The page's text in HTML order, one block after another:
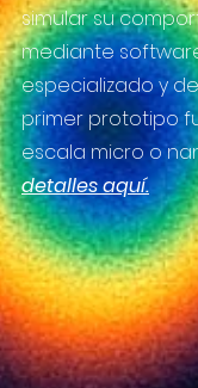
simular su
mediante
especializado y
primer prototipo
escala micro o
detalles aquí.